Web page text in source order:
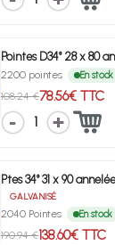
Pointes D34° 28 x 80
2200 pointes En stock
108.24 €78.56€ TTC
1
Ptes 34° 31 x 90
GALVANISÉ
2040 Pointes En stock
190.94 €138.60€ TTC